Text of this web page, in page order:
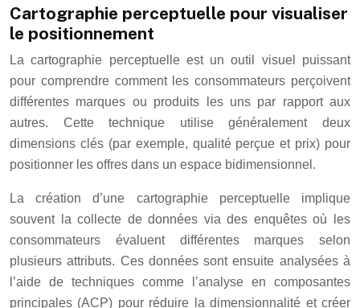
Cartographie perceptuelle pour visualiser
le positionnement
La cartographie perceptuelle est un outil visuel puissant
pour comprendre comment les consommateurs perçoivent
différentes marques ou produits les uns par rapport aux
autres. Cette technique utilise généralement deux
dimensions clés (par exemple, qualité perçue et prix) pour
positionner les offres dans un espace bidimensionnel.
La création d’une cartographie perceptuelle implique
souvent la collecte de données via des enquêtes où les
consommateurs évaluent différentes marques selon
plusieurs attributs. Ces données sont ensuite analysées à
l’aide de techniques comme l’analyse en composantes
principales (ACP) pour réduire la dimensionnalité et créer